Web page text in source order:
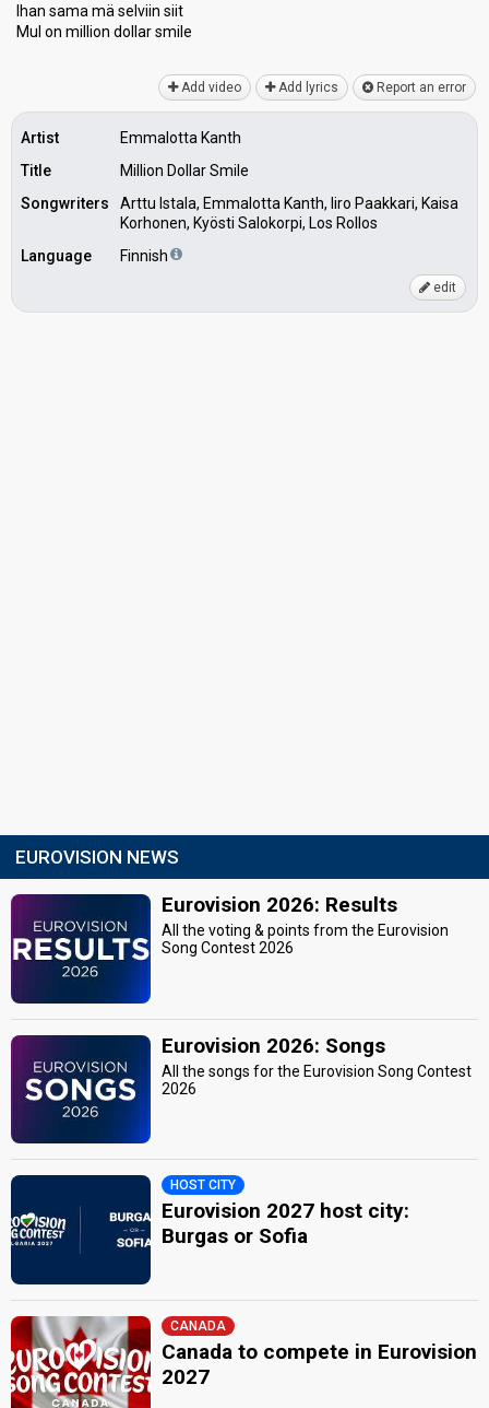
Ihan sama mä selviin siit
Mul on million dollаr ѕmile
Add video Add lyrics Report an error
Artist
Emmalotta Kanth
Title
Million Dollar Smile
Songwriters
Arttu Istala, Emmalotta Kanth, Iiro Paakkari, Kaisa
Korhonen, Kyösti Salokorpi, Los Rollos
Language
Finnish
edit
EUROVISION NEWS
Eurovision 2026: Results
All the voting & points from the Eurovision
Song Contest 2026
Eurovision 2026: Songs
All the songs for the Eurovision Song Contest
2026
HOST CITY
Eurovision 2027 host city:
Burgas or Sofia
CANADA
Canada to compete in Eurovision
2027